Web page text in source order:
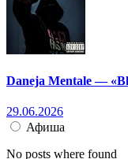
Daneja Mentale —
29.06.2026
Афиша
No posts where found